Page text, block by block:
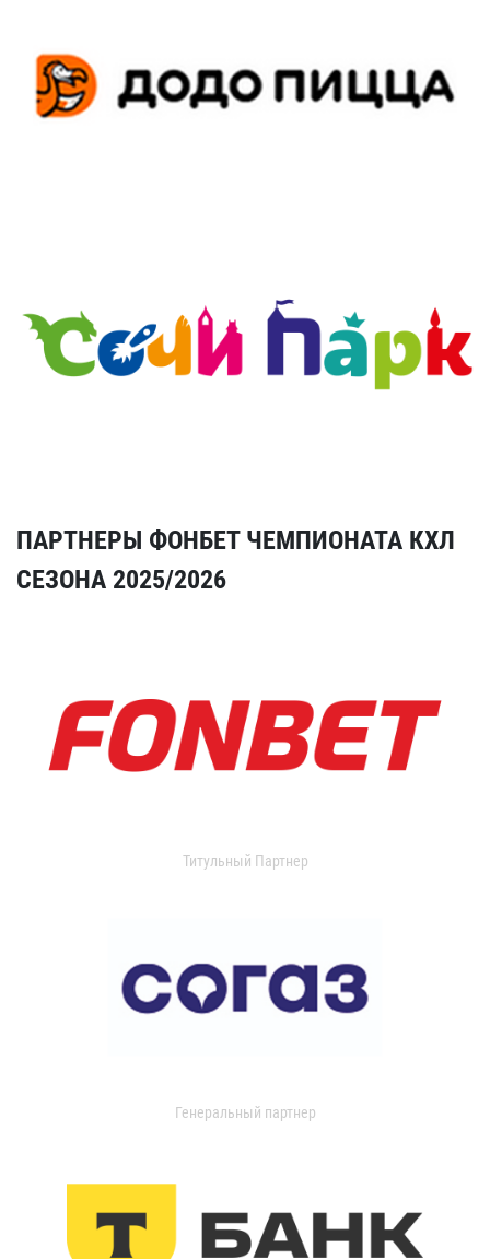
ПАРТНЕРЫ ФОНБЕТ ЧЕМПИОНАТА КХЛ
СЕЗОНА 2025/2026
Титульный Партнер
Генеральный партнер